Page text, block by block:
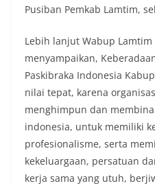
Pusiban Pemkab Lamtim,
Lebih lanjut Wabup Lamtim
menyampaikan,
Paskibraka Indonesia
nilai tepat, karena
menghimpun dan
indonesia, untuk memiliki
profesionalisme, serta
kekeluargaan, persatuan
kerja sama yang utuh,